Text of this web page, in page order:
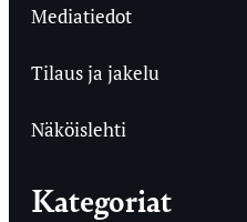
Mediatiedot
Tilaus ja jakelu
Näköislehti
Kategoriat